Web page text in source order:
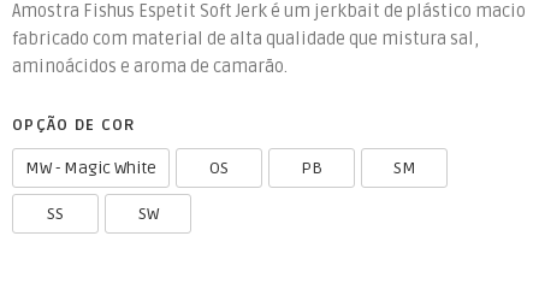
Amostra Fishus Espetit Soft Jerk é um jerkbait de plástico macio
fabricado com material de alta qualidade que mistura sal,
aminoácidos e aroma de camarão.
OPÇÃO DE COR
MW - Magic White OS PB SM
SS SW